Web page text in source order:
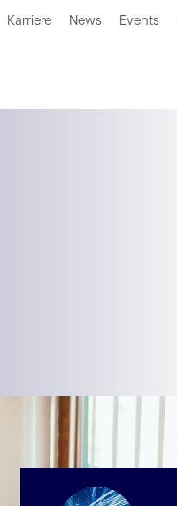
Karriere News Events